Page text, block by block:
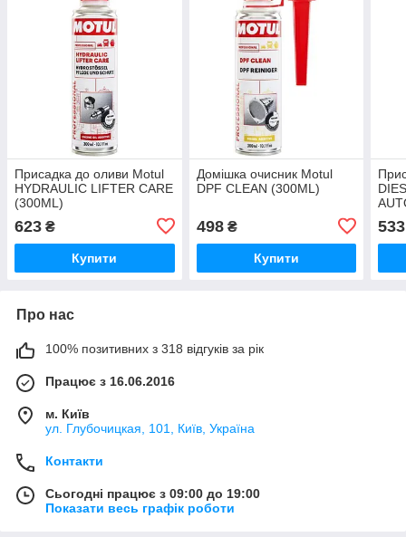
Присадка до оливи Motul
HYDRAULIC LIFTER CARE
(300ML)
623 ₴
Купити
Домішка очисник Motul
DPF CLEAN (300ML)
498₴
Купити
533
Про нас
100% позитивних з 318 відгуків за рік
Працює з 16.06.2016
м. Київ
ул. Глубочицкая, 101, Київ, Україна
Контакти
Сьогодні працює з 09:00 до 19:00
Показати весь графік роботи